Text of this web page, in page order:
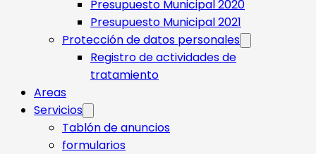
Presupuesto Municipal 2020
Presupuesto Municipal 2021
Protección de datos personales
Registro de actividades de
tratamiento
Areas
Servicios
Tablón de anuncios
formularios